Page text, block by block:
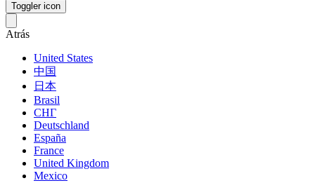
Toggler icon
Atrás
United States
中国
日本
Brasil
СНГ
Deutschland
España
France
United Kingdom
Mexico